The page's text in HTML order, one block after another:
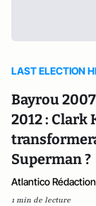
LAST ELECTION
Bayrou
2012 : Clark
Superman ?
Atlantico Rédaction
1 min de lecture